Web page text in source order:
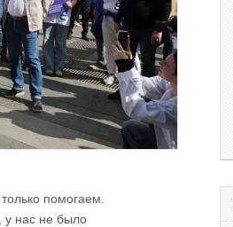
помогаем.
у нас не было